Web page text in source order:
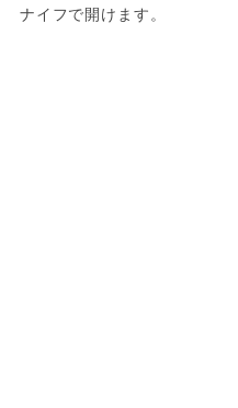
ナイフで開けます。